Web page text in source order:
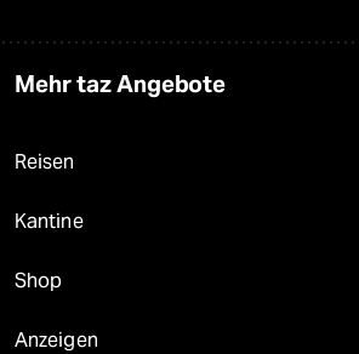
Mehr taz Angebote
Reisen
Kantine
Shop
Anzeigen